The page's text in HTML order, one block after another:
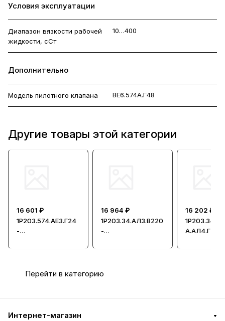
Условия эксплуатации
Диапазон вязкости рабочей
жидкости, сСт
10…400
Дополнительно
Модель пилотного клапана ВЕ6.574А.Г48
Другие товары этой категории
16 601 ₽
1Р203.574.АЕ3.Г24
-
16 964 ₽
1Р203.34.АЛ3.В220
-
16 202 ₽
1Р203.34-
А.АЛ4.Г24 -
Перейти в категорию
Интернет-магазин